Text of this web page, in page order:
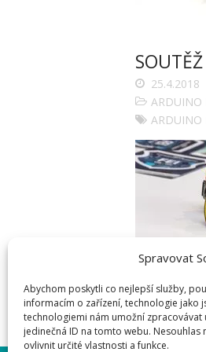
Spravovat
Abychom poskytli co nejlepší služby,
informacím o zařízení, technologie jako
technologiemi nám umožní
jedinečná ID na tomto webu.
ovlivnit určité vlastnosti a funkce.
25.4.2018
ARDUINO
ARDUINO